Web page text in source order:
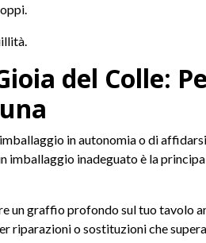
del Colle:
in autonomia o di
imballaggio inadeguato è la
un graffio profondo sul tuo tavolo
o sostituzioni che